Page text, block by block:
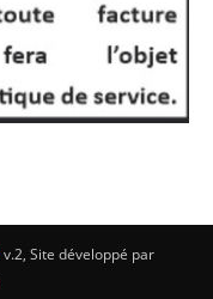
v.2, Site développé par